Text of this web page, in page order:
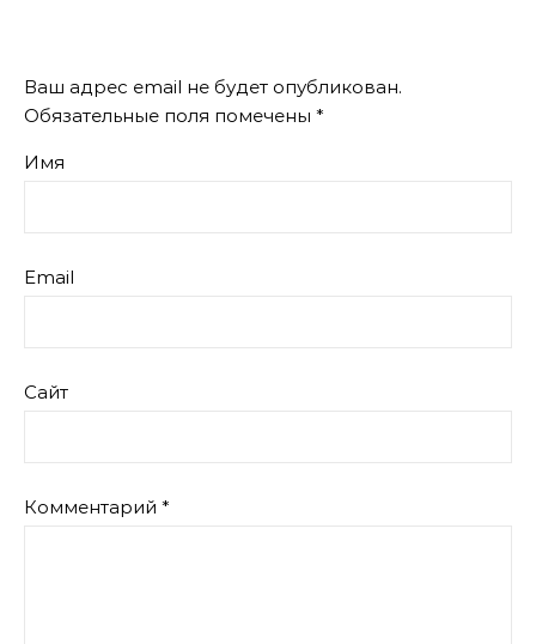
Ваш адрес email не будет опубликован.
Обязательные поля помечены *
Имя
Email
Сайт
Комментарий *